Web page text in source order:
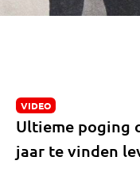
VIDEO
Ultieme poging
jaar te vinden